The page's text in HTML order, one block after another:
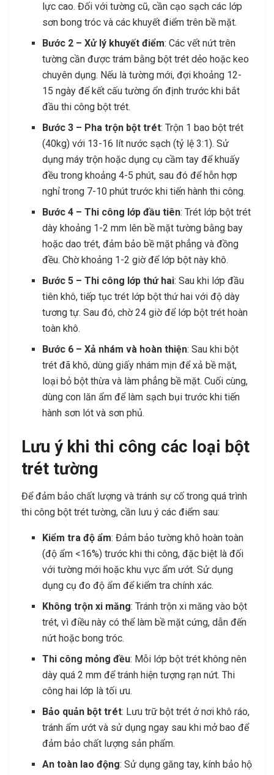
lực cao. Đối với tường cũ, cần cạo sạch các lớp
sơn bong tróc và các khuyết điểm trên bề mặt.
Bước 2 – Xử lý khuyết điểm: Các vết nứt trên
tường cần được trám bằng bột trét dẻo hoặc keo
chuyên dụng. Nếu là tường mới, đợi khoảng 12-
15 ngày để kết cấu tường ổn định trước khi bắt
đầu thi công bột trét.
Bước 3 – Pha trộn bột trét: Trộn 1 bao bột trét
(40kg) với 13-16 lít nước sạch (tỷ lệ 3:1). Sử
dụng máy trộn hoặc dụng cụ cầm tay để khuấy
đều trong khoảng 4-5 phút, sau đó để hỗn hợp
nghỉ trong 7-10 phút trước khi tiến hành thi công.
Bước 4 – Thi công lớp đầu tiên: Trét lớp bột trét
dày khoảng 1-2 mm lên bề mặt tường bằng bay
hoặc dao trét, đảm bảo bề mặt phẳng và đồng
đều. Chờ khoảng 1-2 giờ để lớp bột này khô.
Bước 5 – Thi công lớp thứ hai: Sau khi lớp đầu
tiên khô, tiếp tục trét lớp bột thứ hai với độ dày
tương tự. Sau đó, chờ 24 giờ để lớp bột trét hoàn
toàn khô.
Bước 6 – Xả nhám và hoàn thiện: Sau khi bột
trét đã khô, dùng giấy nhám mịn để xả bề mặt,
loại bỏ bột thừa và làm phẳng bề mặt. Cuối cùng,
dùng con lăn ẩm để làm sạch bụi trước khi tiến
hành sơn lót và sơn phủ.
Lưu ý khi thi công các loại bột
trét tường
Để đảm bảo chất lượng và tránh sự cố trong quá trình
thi công bột trét tường, cần lưu ý các điểm sau:
Kiểm tra độ ẩm: Đảm bảo tường khô hoàn toàn
(độ ẩm <16%) trước khi thi công, đặc biệt là đối
với tường mới hoặc khu vực ẩm ướt. Sử dụng
dụng cụ đo độ ẩm để kiểm tra chính xác.
Không trộn xi măng: Tránh trộn xi măng vào bột
trét, vì điều này có thể làm bề mặt cứng, dẫn đến
nứt hoặc bong tróc.
Thi công mỏng đều: Mỗi lớp bột trét không nên
dày quá 2 mm để tránh hiện tượng rạn nứt. Thi
công hai lớp là tối ưu.
Bảo quản bột trét: Lưu trữ bột trét ở nơi khô ráo,
tránh ẩm ướt và sử dụng ngay sau khi mở bao để
đảm bảo chất lượng sản phẩm.
An toàn lao động: Sử dụng găng tay, kính bảo hộ